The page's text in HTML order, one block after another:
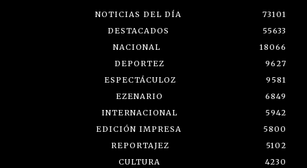
NOTICIAS DEL DÍA
73101
DESTACADOS
55633
NACIONAL
18066
DEPORTEZ
9627
ESPECTÁCULOZ
9581
EZENARIO
6849
INTERNACIONAL
5942
EDICIÓN IMPRESA
5800
REPORTAJEZ
5102
CULTURA
4230